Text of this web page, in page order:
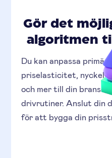
Gör det
algoritmen
Du kan anpassa
priselasticitet,
och mer till din bransch
drivrutiner. Anslut din
för att bygga din